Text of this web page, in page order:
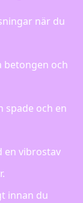
när du
betongen och
spade och en
en vibrostav
innan du